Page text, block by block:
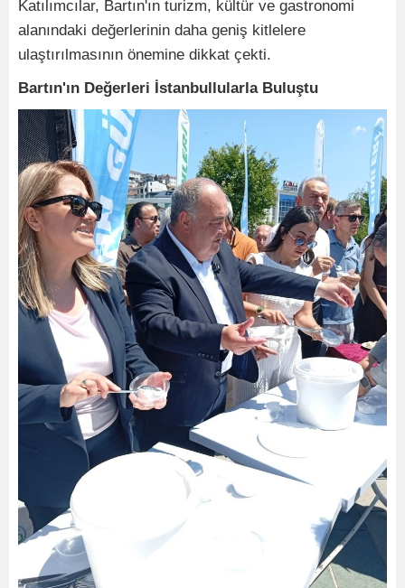
Katılımcılar, Bartın'ın turizm, kültür ve gastronomi
alanındaki değerlerinin daha geniş kitlelere
ulaştırılmasının önemine dikkat çekti.
Bartın'ın Değerleri İstanbullularla Buluştu